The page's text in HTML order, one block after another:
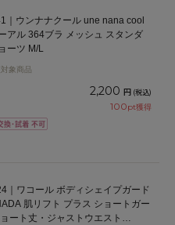
｜ウンナナクール une nana cool
アル 364ブラ メッシュ スタンダ
ーツ M/L
象商品
2,200 円 (税込)
100pt獲得
｜ワコール ボディシェイプガード
肌リフト プラス ショートガー
ョート丈・ジャストウエスト